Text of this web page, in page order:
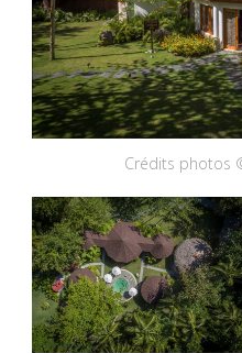
Crédits photos